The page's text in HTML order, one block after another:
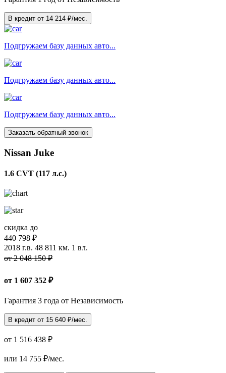
В кредит от 14 214 ₽/мес.
Подгружаем базу данных авто...
Подгружаем базу данных авто...
Подгружаем базу данных авто...
Заказать обратный звонок
Nissan Juke
1.6 CVT (117 л.с.)
скидка до
440 798 ₽
2018 г.в. 48 811 км. 1 вл.
от 2 048 150 ₽
от 1 607 352 ₽
Гарантия 3 года от Независимость
В кредит от 15 640 ₽/мес.
от 1 516 438 ₽
или 14 755 ₽/мес.